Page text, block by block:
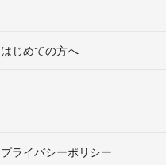
はじめての方へ
プライバシーポリシー